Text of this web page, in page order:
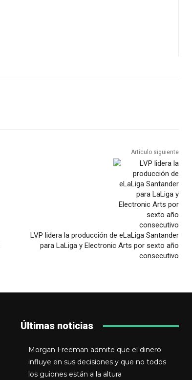
Artículo siguiente
LVP lidera la producción de eLaLiga Santander
para LaLiga y Electronic Arts por sexto año
consecutivo
Últimas noticias
Morgan Freeman admite que el dinero
influye en sus decisiones y que no todos
los guiones están a la altura